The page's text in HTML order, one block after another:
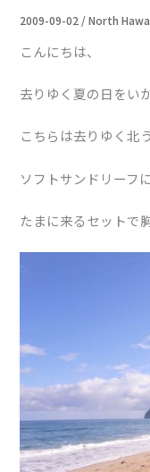
2009-09-02 /North
こんにちは、
去りゆく夏の日をい
こちらは去りゆく北
ソフトサンドリーフ
たまに来るセットで